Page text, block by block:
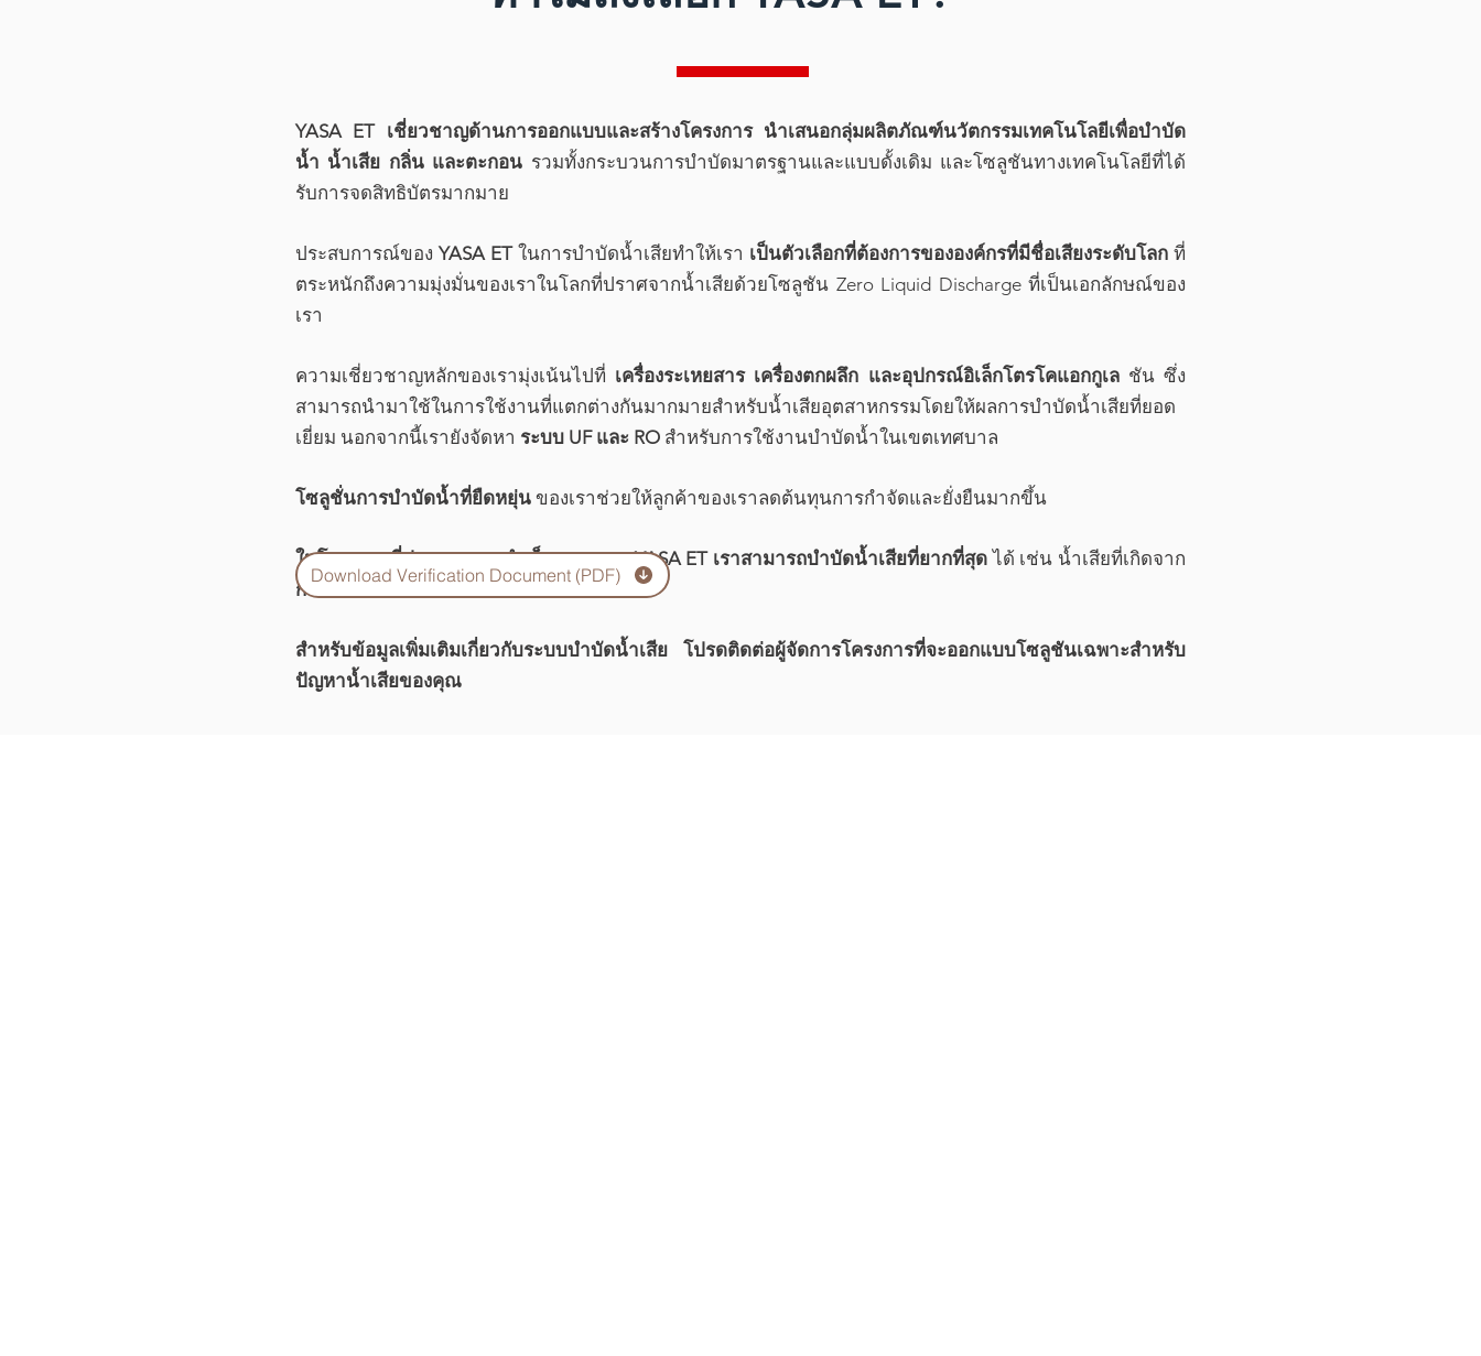
YASA ET เชี่ยวชาญด้านการออกแบบและสร้างโครงการ นำเสนอกลุ่มผลิตภัณฑ์นวัตกรรมเทคโนโลยีเพื่อบำบัด
น้ำ น้ำเสีย กลิ่น และตะกอน รวมทั้งกระบวนการบำบัดมาตรฐานและแบบดั้งเดิม และโซลูชันทางเทคโนโลยีที่ได้
รับการจดสิทธิบัตรมากมาย
ประสบการณ์ของ YASA ETในการบำบัดน้ำเสียทำให้เรา เป็นตัวเลือกที่ต้องการขององค์กรที่มีชื่อเสียงระดับโลก ที่
ตระหนักถึงความมุ่งมั่นของเราในโลกที่ปราศจากน้ำเสียด้วยโซลูชัน Zero Liquid Discharge ที่เป็นเอกลักษณ์ของ
เรา
ความเชี่ยวชาญหลักของเรามุ่งเน้นไปที่ เครื่องระเหยสาร เครื่องตกผลึก และอุปกรณ์อิเล็กโตรโคแอกกูเลชัน ซึ่ง
สามารถนำมาใช้ในการใช้งานที่แตกต่างกันมากมายสำหรับน้ำเสียอุตสาหกรรมโดยให้ผลการบำบัดน้ำเสียที่ยอด
เยี่ยม นอกจากนี้เรายังจัดหา ระบบ UF และ RO สำหรับการใช้งานบำบัดน้ำในเขตเทศบาล
โซลูชั่นการบำบัดน้ำที่ยืดหยุ่น ของเราช่วยให้ลูกค้าของเราลดต้นทุนการกำจัดและยั่งยืนมากขึ้น
ในโครงการที่ประสบความสำเร็จสูงสุดของ YASA ET เราสามารถบำบัดน้ำเสียที่ยากที่สุด ได้ เช่น น้ำเสียที่เกิดจาก
การตัดของเหลวและน้ำมัน
สำหรับข้อมูลเพิ่มเติมเกี่ยวกับระบบบำบัดน้ำเสีย โปรดติดต่อผู้จัดการโครงการที่จะออกแบบโซลูชันเฉพาะสำหรับ
ปัญหาน้ำเสียของคุณ
Download Verification Document (PDF)